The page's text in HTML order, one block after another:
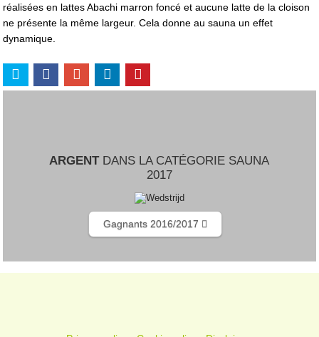
réalisées en lattes Abachi marron foncé et aucune latte de la cloison
ne présente la même largeur. Cela donne au sauna un effet
dynamique.
ARGENTDANS LA CATÉGORIE SAUNA
2017
Gagnants 2016/2017